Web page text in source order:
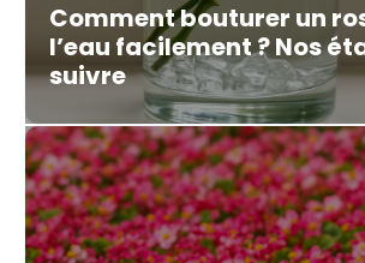
Comment bouturer un
l’eau facilement ? Nos
suivre